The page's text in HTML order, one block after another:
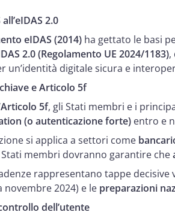
all’eIDAS 2.0
eIDAS (2014) ha gettato le basi
2.0 (Regolamento UE 2024/1183),
un’identità digitale sicura e
e Articolo 5f
Articolo 5f, gli Stati membri e i
n (o autenticazione forte) entro e
si applica a settori come
membri dovranno garantire che
rappresentano tappe
novembre 2024) e le preparazioni
dell’utente